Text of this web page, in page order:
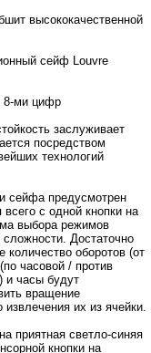
высококачественной
сейф Louvre
8-ми цифр
заслуживает
посредством
технологий
сейфа предусмотрен
с одной кнопки на
выбора режимов
Достаточно
количество оборотов (от
часовой / против
и часы будут
вращение
их из ячейки.
приятная светло-синяя
кнопки на